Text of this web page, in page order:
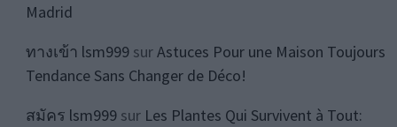
Madrid
ทางเข้า lsm999surAstuces Pour une Maison Toujours
Tendance Sans Changer de Déco!
สมัคร lsm999sur Les Plantes Qui Survivent à Tout: